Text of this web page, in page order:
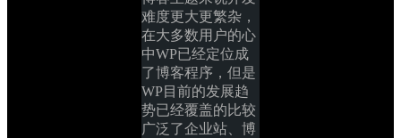
难度更大更繁杂，
在大多数用户的心
中WP已经定位成
了博客程序，但是
WP目前的发展趋
势已经覆盖的比较
广泛了企业站、博